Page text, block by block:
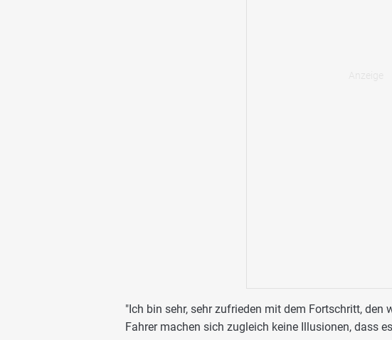
"Ich bin sehr, sehr zufrieden mit dem Fortschritt, den
Fahrer machen sich zugleich keine Illusionen, dass